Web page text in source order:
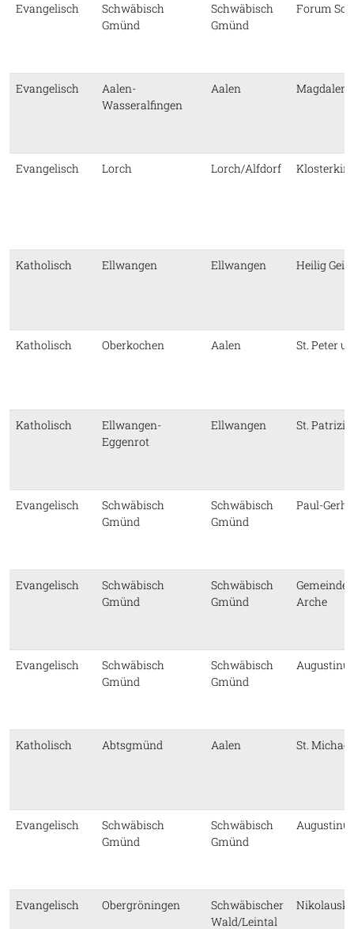
Evangelisch
Schwäbisch
Gmünd
Schwäbisch
Gmünd
Forum
Evangelisch
Aalen-
Wasseralfingen
Aalen
Evangelisch Lorch Lorch/Alfdorf
Katholisch Ellwangen Ellwangen Heilig Geist
Katholisch Oberkochen Aalen St. Peter
Katholisch
Ellwangen-
Eggenrot
Ellwangen St.
Evangelisch
Schwäbisch
Gmünd
Schwäbisch
Gmünd
Paul-
Evangelisch
Schwäbisch
Gmünd
Schwäbisch
Gmünd
Arche
Evangelisch
Schwäbisch
Gmünd
Schwäbisch
Gmünd
Katholisch Abtsgmünd Aalen St. Michael
Evangelisch
Schwäbisch
Gmünd
Schwäbisch
Gmünd
Evangelisch Obergröningen
Schwäbischer
Wald/Leintal